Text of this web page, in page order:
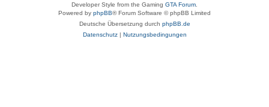
Developer Style from the Gaming GTA Forum
Powered by phpBB® Forum Software © phpBB Limited
Deutsche Übersetzung durch phpBB.de
Datenschutz| Nutzungsbedingungen